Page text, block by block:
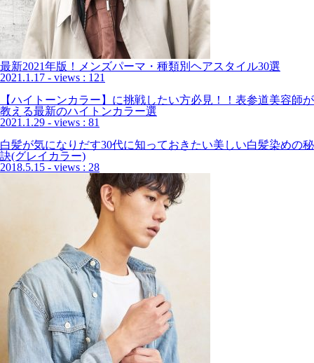
最新2021年版！メンズパーマ・種類別ヘアスタイル30選
2021.1.17 - views : 121
【ハイトーンカラー】に挑戦したい方必見！！表参道美容師が
教える最新のハイトンカラー選
2021.1.29 - views : 81
白髪が気になりだす30代に知っておきたい美しい白髪染めの秘
訣(グレイカラー)
2018.5.15 - views : 28